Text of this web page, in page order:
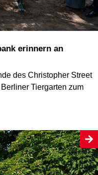
des Christopher Street
Tiergarten zum